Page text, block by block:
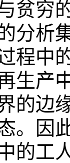
贫穷
分析
程中
生产
的边
。因
的工